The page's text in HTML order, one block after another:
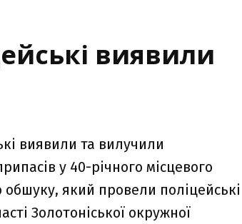
виявили
виявили та вилучили
у 40-річного місцевого
який провели поліцейські
Золотоніської окружної